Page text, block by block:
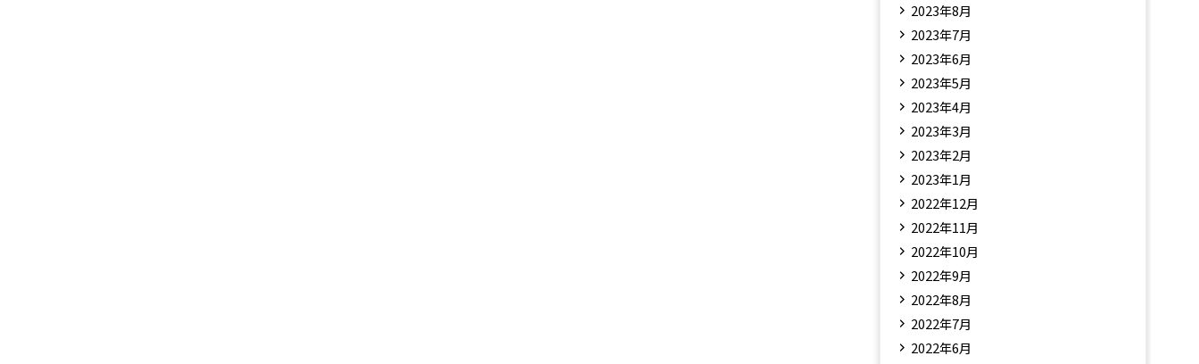
2023年8月
2023年7月
2023年6月
2023年5月
2023年4月
2023年3月
2023年2月
2023年1月
2022年12月
2022年11月
2022年10月
2022年9月
2022年8月
2022年7月
2022年6月